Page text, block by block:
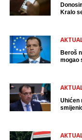
Kralo
Beroš
mogao
Uhićen